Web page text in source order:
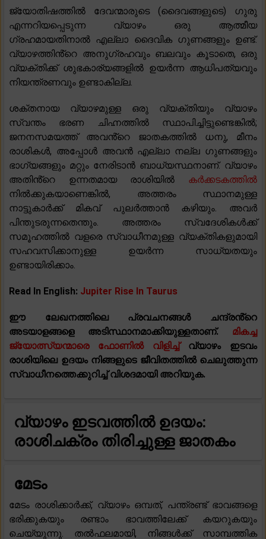
ജ്യോതിഷത്തിൽ ദേവന്മാരുടെ (ദൈവങ്ങളുടെ) ഗുരു
എന്നറിയപ്പെടുന്ന വ്യാഴം ഒരു ആത്മീയ
ഗ്രഹമായതിനാൽ എല്ലാ ദൈവിക ഗുണങ്ങളും ഉണ്ട്.
വ്യാഴത്തിൻ്റെ അനുഗ്രഹവും ബലവും കൂടാതെ, ഒരു
വ്യക്തിക്ക് ശുഭകാര്യങ്ങളിൽ ഉയർന്ന ആധിപത്യവും
നിയന്ത്രണവും ഉണ്ടാകില്ല.
ശക്തനായ വ്യാഴമുള്ള ഒരു വ്യക്തിയും വ്യാഴം
സ്വന്തം ഭരണ ചിഹ്നത്തിൽ സ്ഥാപിച്ചിട്ടുണ്ടെങ്കിൽ;
ജനനസമയത്ത് അവൻ്റെ ജാതകത്തിൽ ധനു, മീനം
രാശികൾ, അപ്പോൾ അവൻ എല്ലാ നല്ല ഗുണങ്ങളും
ഭാഗ്യങ്ങളും മറ്റും നേരിടാൻ ബാധ്യസ്ഥനാണ്. വ്യാഴം
അതിൻ്റെ ഉന്നതമായ രാശിയിൽ കർക്കടകത്തിൽ
നിൽക്കുകയാണെങ്കിൽ, അത്തരം സ്ഥാനമുള്ള
നാട്ടുകാർക്ക് മികവ് പുലർത്താൻ കഴിയും. അവർ
പിന്തുടരുന്നതെന്തും. അത്തരം സ്വദേശികൾക്ക്
സമൂഹത്തിൽ വളരെ സ്വാധീനമുള്ള വ്യക്തികളുമായി
സഹവസിക്കാനുള്ള ഉയർന്ന സാധ്യതയും
ഉണ്ടായിരിക്കാം.
Read In English: Jupiter Rise In Taurus
ഈ ലേഖനത്തിലെ പ്രവചനങ്ങൾ ചന്ദ്രൻ്റെ
അടയാളങ്ങളെ അടിസ്ഥാനമാക്കിയുള്ളതാണ്. മികച്ച
ജ്യോത്സ്യന്മാരെ ഫോണിൽ വിളിച്ച് വ്യാഴം ഇടവം
രാശിയിലെ ഉദയം നിങ്ങളുടെ ജീവിതത്തിൽ ചെലുത്തുന്ന
സ്വാധീനത്തെക്കുറിച്ച് വിശദമായി അറിയുക.
വ്യാഴം ഇടവത്തിൽ ഉദയം:
രാശിചക്രം തിരിച്ചുള്ള ജാതകം
മേടം
മേടം രാശിക്കാർക്ക്, വ്യാഴം ഒമ്പത്, പന്ത്രണ്ട് ഭാവങ്ങളെ
ഭരിക്കുകയും രണ്ടാം ഭാവത്തിലേക്ക് കയറുകയും
ചെയ്യുന്നു. തൽഫലമായി, നിങ്ങൾക്ക് സാമ്പത്തിക